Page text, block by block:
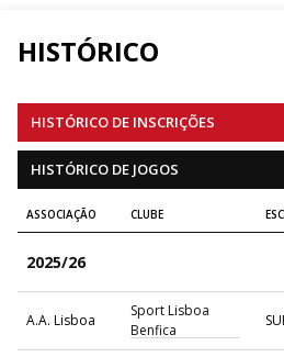
HISTÓRICO
HISTÓRICO DE INSCRIÇÕES
HISTÓRICO DE JOGOS
ASSOCIAÇÃO CLUBE
2025/26
A.A. Lisboa
Sport Lisboa
Benfica